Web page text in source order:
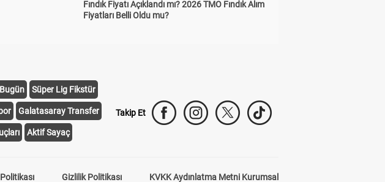
Fındık Fiyatı Açıklandı mı? 2026 TMO Fındık Alım
Fiyatları Belli Oldu mu?
Süper Lig Fikstür
Galatasaray Transfer
Aktif Sayaç
Takip Et
Gizlilik Politikası KVKK Aydınlatma Metni Kurumsal